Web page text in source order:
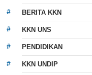
BERITA KKN
KKN UNS
PENDIDIKAN
KKN UNDIP